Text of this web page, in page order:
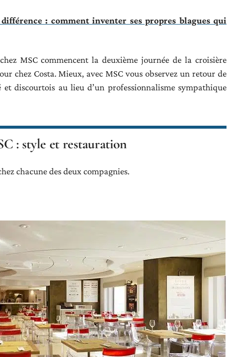
: comment inventer ses propres blagues qui
MSC commencent la deuxième journée de la croisière
chez Costa. Mieux, avec MSC vous observez un retour de
discourtois au lieu d’un professionnalisme sympathique
: style et restauration
chacune des deux compagnies.